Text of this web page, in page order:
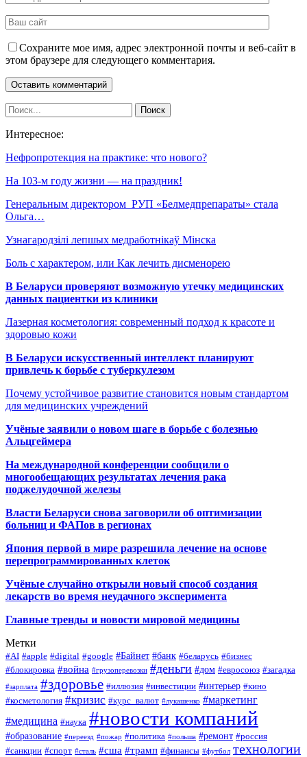
Сохраните мое имя, адрес электронной почты и веб-сайт в
этом браузере для следующего комментария.
Интересное:
Нефропротекция на практике: что нового?
На 103-м году жизни — на праздник!
Генеральным директором РУП «Белмедпрепараты» стала
Ольга…
Узнагародзілі лепшых медработнікаў Мінска
Боль с характером, или Как лечить дисменорею
В Беларуси проверяют возможную утечку медицинских
данных пациентки из клиники
Лазерная косметология: современный подход к красоте и
здоровью кожи
В Беларуси искусственный интеллект планируют
привлечь к борьбе с туберкулезом
Почему устойчивое развитие становится новым стандартом
для медицинских учреждений
Учёные заявили о новом шаге в борьбе с болезнью
Альцгеймера
На международной конференции сообщили о
многообещающих результатах лечения рака
поджелудочной железы
Власти Беларуси снова заговорили об оптимизации
больниц и ФАПов в регионах
Япония первой в мире разрешила лечение на основе
перепрограммированных клеток
Учёные случайно открыли новый способ создания
лекарств во время неудачного эксперимента
Главные тренды и новости мировой медицины
Метки
#AI #apple #digital #google #Байнет #банк #беларусь #бизнес
#блокировка #война #грузоперевозки #деньги #дом #евросоюз #загадка
#зарплата #здоровье #иллюзия #инвестиции #интерьер #кино
#косметология #кризис #курс_валют #лукашенко #маркетинг
#медицина #наука #новости компаний
#образование #переезд #пожар #политика #польша #ремонт #россия
#санкции #спорт #сталь #сша #трамп #финансы #футбол технологии